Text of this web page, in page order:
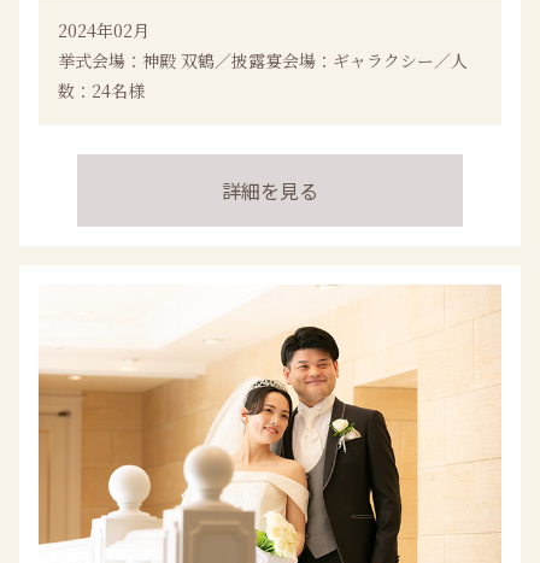
2024年02月
挙式会場：神殿 双鶴／披露宴会場：ギャラクシー／人
数：24名様
詳細を見る